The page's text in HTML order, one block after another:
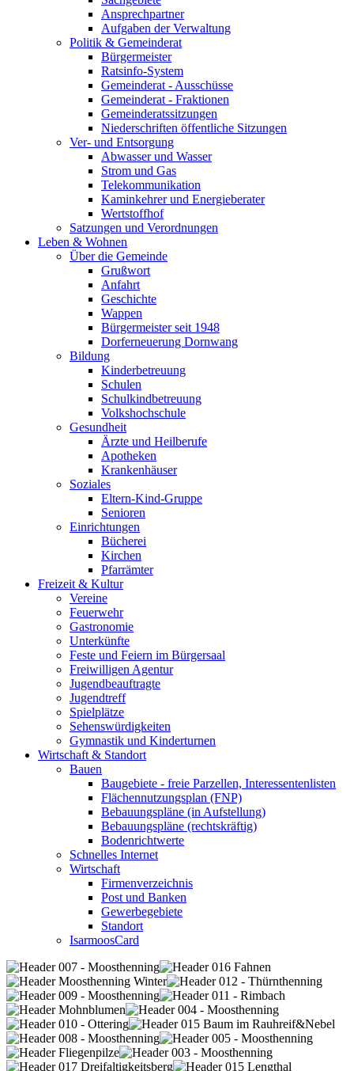
Ansprechpartner
Aufgaben der Verwaltung
Politik & Gemeinderat
Bürgermeister
Ratsinfo-System
Gemeinderat - Ausschüsse
Gemeinderat - Fraktionen
Gemeinderatssitzungen
Niederschriften öffentliche Sitzungen
Ver- und Entsorgung
Abwasser und Wasser
Strom und Gas
Telekommunikation
Kaminkehrer und Energieberater
Wertstoffhof
Satzungen und Verordnungen
Leben & Wohnen
Über die Gemeinde
Grußwort
Anfahrt
Geschichte
Wappen
Bürgermeister seit 1948
Dorferneuerung Dornwang
Bildung
Kinderbetreuung
Schulen
Schulkindbetreuung
Volkshochschule
Gesundheit
Ärzte und Heilberufe
Apotheken
Krankenhäuser
Soziales
Eltern-Kind-Gruppe
Senioren
Einrichtungen
Bücherei
Kirchen
Pfarrämter
Freizeit & Kultur
Vereine
Feuerwehr
Gastronomie
Unterkünfte
Feste und Feiern im Bürgersaal
Freiwilligen Agentur
Jugendbeauftragte
Jugendtreff
Spielplätze
Sehenswürdigkeiten
Gymnastik und Kinderturnen
Wirtschaft & Standort
Bauen
Baugebiete - freie Parzellen, Interessentenlisten
Flächennutzungsplan (FNP)
Bebauungspläne (in Aufstellung)
Bebauungspläne (rechtskräftig)
Bodenrichtwerte
Schnelles Internet
Wirtschaft
Firmenverzeichnis
Post und Banken
Gewerbegebiete
Standort
IsarmoosCard